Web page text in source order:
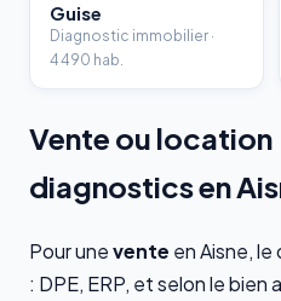
Guise
Diagnostic immobilier ·
4 490 hab.
Vente ou location
diagnostics en
Pour unevente en Aisne,
: DPE, ERP, et selon le bien